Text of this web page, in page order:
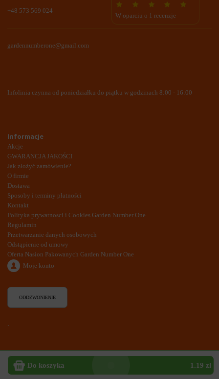
Do koszyka 1.19 zł
+48 573 569 024
W oparciu o 1 recenzje
gardennumberone@gmail.com
Infolinia czynna od poniedziałku do piątku w godzinach 8:00 - 16:00
Informacje
Akcje
GWARANCJA JAKOŚCI
Jak złożyć zamówienie?
O firmie
Dostawa
Sposoby i terminy płatności
Kontakt
Polityka prywatnosci i Cookies Garden Number One
Regulamin
Przetwarzanie danych osobowych
Odstąpienie od umowy
Oferta Nasion Pakowanych Garden Number One
Moje konto
ODDZWONIENIE
`